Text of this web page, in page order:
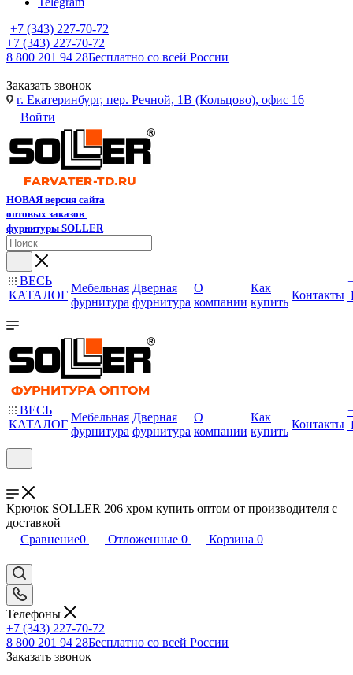
+7 (343) 227-70-72
+7 (343) 227-70-72
8 800 201 94 28Бесплатно со всей России
Заказать звонок
г. Екатеринбург, пер. Речной, 1В (Кольцово), офис 16
Войти
НОВАЯ версия сайта
оптовых заказов
фурнитуры SOLLER
ВЕСЬ
КАТАЛОГ
Мебельная
фурнитура
Дверная
фурнитура
О
компании
Как
купить
Контакты
ВЕСЬ
КАТАЛОГ
Мебельная
фурнитура
Дверная
фурнитура
О
компании
Как
купить
Контакты
Крючок SOLLER 206 хром купить оптом от производителя с
доставкой
Сравнение0 Отложенные 0 Корзина 0
Телефоны
+7 (343) 227-70-72
8 800 201 94 28Бесплатно со всей России
Заказать звонок